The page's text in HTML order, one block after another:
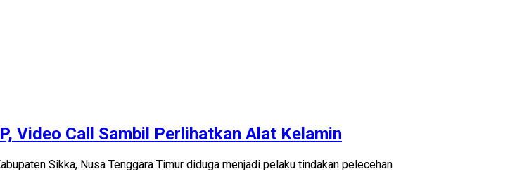
Video Call Sambil Perlihatkan Alat Kelamin
Sikka, Nusa Tenggara Timur diduga menjadi pelaku tindakan pelecehan